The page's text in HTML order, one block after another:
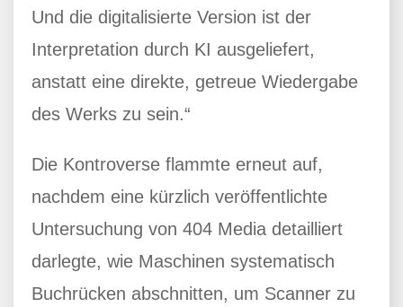
Und die digitalisierte Version ist der
Interpretation durch KI ausgeliefert,
anstatt eine direkte, getreue Wiedergabe
des Werks zu sein.“
Die Kontroverse flammte erneut auf,
nachdem eine kürzlich veröffentlichte
Untersuchung von 404 Media detailliert
darlegte, wie Maschinen systematisch
Buchrücken abschnitten, um Scanner zu